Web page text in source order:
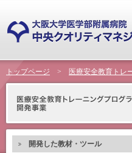
トップページ > 医療安全教育トレ
開発した教材・ツール